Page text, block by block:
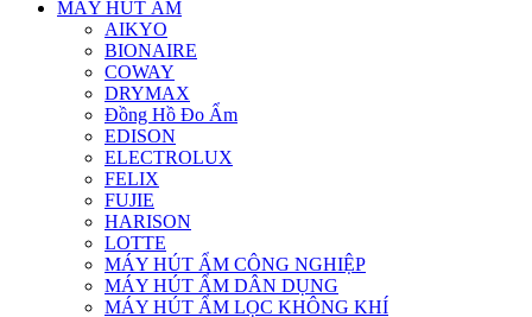
MÁY HÚT ẨM
AIKYO
BIONAIRE
COWAY
DRYMAX
Đồng Hồ Đo Ẩm
EDISON
ELECTROLUX
FELIX
FUJIE
HARISON
LOTTE
MÁY HÚT ẨM CÔNG NGHIỆP
MÁY HÚT ẨM DÂN DỤNG
MÁY HÚT ẨM LỌC KHÔNG KHÍ